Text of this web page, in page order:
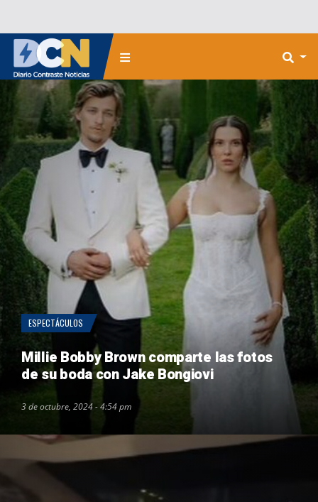
ESPECTÁCULOS
Millie Bobby Brown comparte las fotos
de su boda con Jake Bongiovi
3 de octubre, 2024 - 4:54 pm